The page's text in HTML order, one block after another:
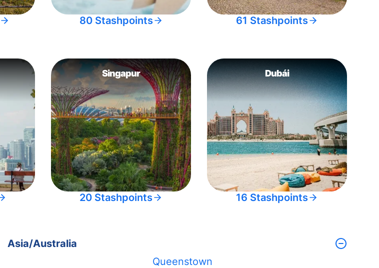
80 Stashpoints 61 Stashpoints
Singapur
20 Stashpoints
Dubái
16 Stashpoints
Asia/Australia
Queenstown